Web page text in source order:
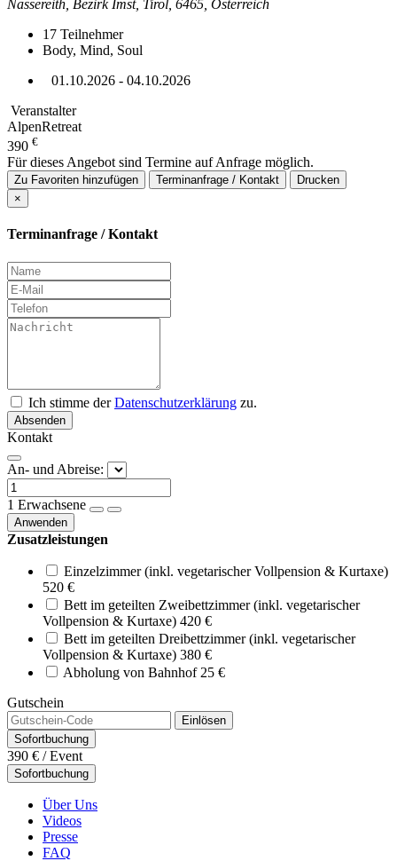
Nassereith, Bezirk Imst, Tirol, 6465, Österreich
17 Teilnehmer
Body, Mind, Soul
01.10.2026 - 04.10.2026
Veranstalter
AlpenRetreat
390 €
Für dieses Angebot sind Termine auf Anfrage möglich.
Zu Favoriten hinzufügen Terminanfrage / Kontakt
Drucken
×
Terminanfrage / Kontakt
Ich stimme derDatenschutzerklärung zu.
Absenden
Kontakt
An- und Abreise:
1 Erwachsene
Anwenden
Zusatzleistungen
Einzelzimmer (inkl. vegetarischer Vollpension & Kurtaxe)
520 €
Bett im geteilten Zweibettzimmer (inkl. vegetarischer
Vollpension & Kurtaxe) 420 €
Bett im geteilten Dreibettzimmer (inkl. vegetarischer
Vollpension & Kurtaxe) 380 €
Abholung von Bahnhof 25 €
Gutschein
Einlösen
Sofortbuchung
390 € / Event
Sofortbuchung
Über Uns
Videos
Presse
FAQ